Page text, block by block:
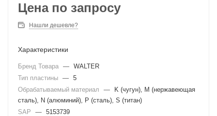
Цена по запросу
Нашли дешевле?
Характеристики
Бренд Товара — WALTER
Тип пластины — 5
Обрабатываемый материал
—
K (чугун), M (нержавеющая
сталь), N (алюминий), P (сталь), S (титан)
SAP
— 5153739